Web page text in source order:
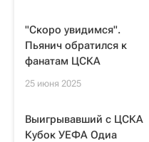
"Скоро увидимся".
Пьянич обратился к
фанатам ЦСКА
25 июня 2025
Выигрывавший с ЦСКА
Кубок УЕФА Одиа